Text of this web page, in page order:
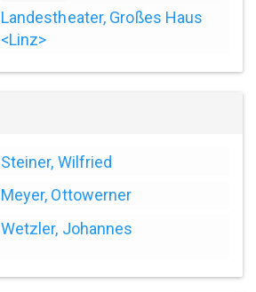
Landestheater, Großes Haus
<Linz>
Steiner, Wilfried
Meyer, Ottowerner
Wetzler, Johannes